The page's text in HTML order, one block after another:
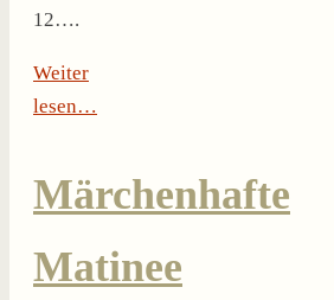
12….
Weiter
lesen…
Märchenhafte
Matinee